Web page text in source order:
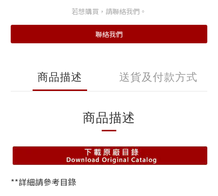
若想購買，請聯絡我們。
聯絡我們
商品描述 送貨及付款方式
商品描述
**詳細請參考目錄